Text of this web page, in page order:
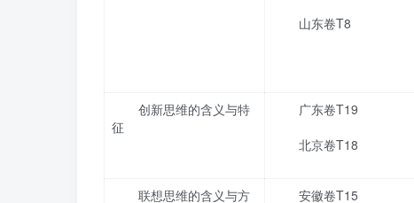
山东卷T8
创新思维的含义与特
征
广东卷T19
北京卷T18
联想思维的含义与方
安徽卷T15